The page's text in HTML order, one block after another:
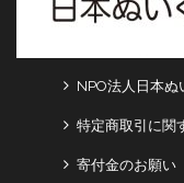
NPO法人日本ぬ
特定商取引に関
寄付金のお願い